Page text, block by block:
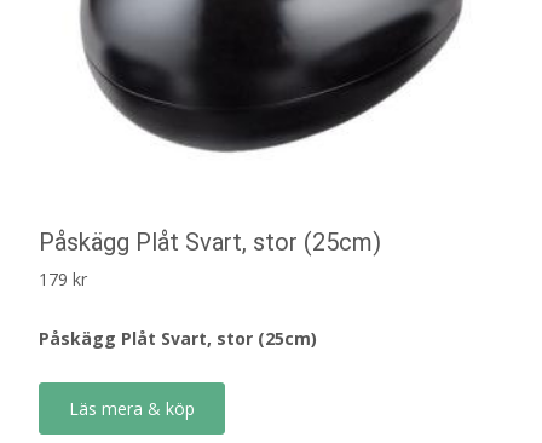
Påskägg Plåt Svart, stor (25cm)
179 kr
Påskägg Plåt Svart, stor (25cm)
Läs mera & köp